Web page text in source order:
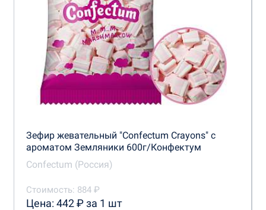
Зефир жевательный "Confectum Crayons" с
ароматом Земляники 600г/Конфектум
Confectum (Россия)
Стоимость: 884 ₽
Цена: 442 ₽ за 1 шт